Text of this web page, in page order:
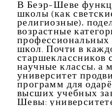
В Беэр-Шеве
школы (как
религиозные),
возрастные
профессиональных
школ. Почти в
старшеклассников
научные классы, а
университет
программ для
высших учебных
Шевы: